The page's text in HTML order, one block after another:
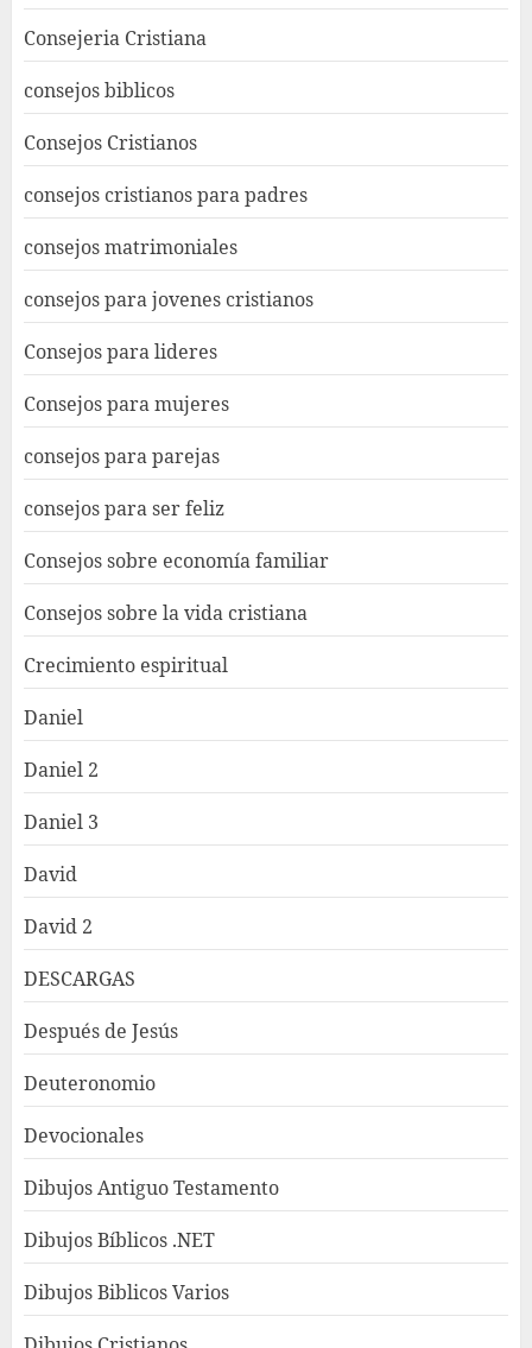
Consejeria Cristiana
consejos biblicos
Consejos Cristianos
consejos cristianos para padres
consejos matrimoniales
consejos para jovenes cristianos
Consejos para lideres
Consejos para mujeres
consejos para parejas
consejos para ser feliz
Consejos sobre economía familiar
Consejos sobre la vida cristiana
Crecimiento espiritual
Daniel
Daniel 2
Daniel 3
David
David 2
DESCARGAS
Después de Jesús
Deuteronomio
Devocionales
Dibujos Antiguo Testamento
Dibujos Bíblicos .NET
Dibujos Biblicos Varios